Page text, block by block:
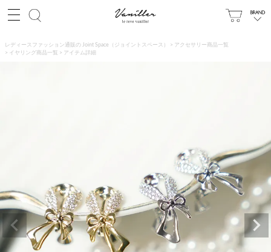
レディースファッション通販の Joint Space（ジョイントスペース）
アクセサリー商品一覧
イヤリング商品一覧
アイテム詳細